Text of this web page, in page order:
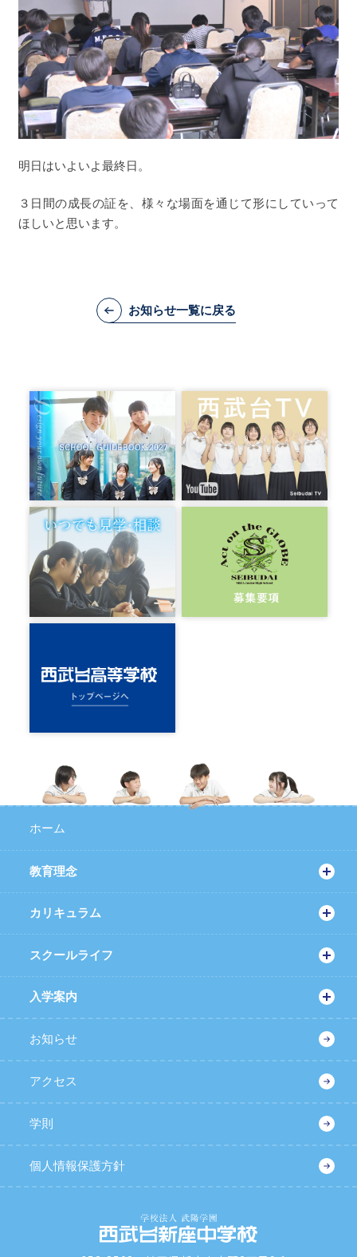
明日はいよいよ最終日。
３日間の成長の証を、様々な場面を通じて形にしていって
ほしいと思います。
お知らせ一覧に戻る
ホーム
教育理念
校長ご挨拶
教育コンセプト
6年間の学び・設置コース紹介
カリキュラム
リニューアルされた英語学習
教科学習
探究学習
進路学習
進路実績
スクールライフ
年間行事
部活動
制服紹介
施設紹介
入学案内
学校説明会・体験イベント
募集要項
保護者様の声
よくある質問
お知らせ
アクセス
学則
個人情報保護方針